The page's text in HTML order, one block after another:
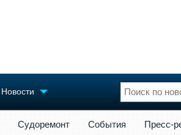
Новости
Судоремонт События Пресс-